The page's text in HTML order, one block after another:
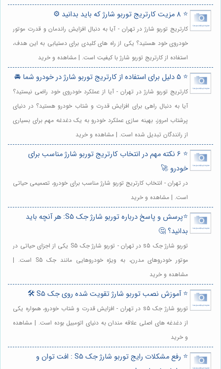
⭐️ 8 مزیت کارتریج توربو شارژ که باید بدانید ⚙️
کارتریج توربو شارژ در تهران - آیا به دنبال افزایش راندمان و قدرت موتور
خودروی خود هستید؟ یکی از راه های کلیدی برای دستیابی به این هدف،
استفاده از کارتریج توربو شارژ با کیفیت است. | مشاهده و خرید
⭐️ 5 دلیل برای استفاده از کارتریج توربو شارژ در خودرو شما 🚘
کارتریج توربو شارژ در تهران - آیا از عملکرد خودروی خود راضی نیستید؟
آیا به دنبال راهی برای افزایش قدرت و شتاب خودرو هستید؟ در دنیای
پرشتاب امروز، بهینه سازی عملکرد خودرو به یک دغدغه مهم برای بسیاری
از رانندگان تبدیل شده است. | مشاهده و خرید
⭐️ 6 نکته مهم در انتخاب کارتریج توربو شارژ مناسب برای
خودرو 🚀
در تهران - انتخاب کارتریج توربو شارژ مناسب برای خودرو، تصمیمی حیاتی
است. | مشاهده و خرید
⭐️پرسش و پاسخ درباره توربو شارژ جک S5: هر آنچه باید
بدانید؟ 🤔
توربو شارژ جک s5 در تهران - توربو شارژ جک S5 یکی از اجزای حیاتی در
موتور خودروهای مدرن، به ویژه خودروهایی مانند جک S5 است. |
مشاهده و خرید
⭐️ آموزش نصب توربو شارژ تقویت شده روی جک S5 🛠️
توربو شارژ جک s5 در تهران - افزایش قدرت و شتاب خودرو، همواره یکی
از دغدغه های اصلی علاقه مندان به دنیای اتومبیل بوده است. | مشاهده
و خرید
⭐️ رفع مشکلات رایج توربو شارژ جک S5 : افت توان و